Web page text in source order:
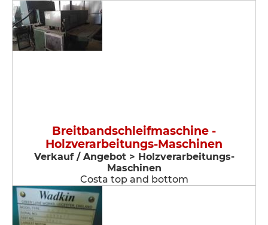
Breitbandschleifmaschine -
Holzverarbeitungs-Maschinen
Verkauf / Angebot > Holzverarbeitungs-
Maschinen
Costa top and bottom